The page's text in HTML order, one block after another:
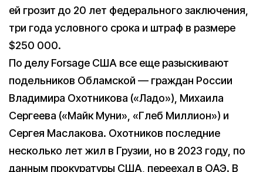
ей грозит до 20 лет федерального заключения,
три года условного срока и штраф в размере
$250 000.
По делу Forsage США все еще разыскивают
подельников Обламской — граждан России
Владимира Охотникова («Ладо»), Михаила
Сергеева («Майк Муни», «Глеб Миллион») и
Сергея Маслакова. Охотников последние
несколько лет жил в Грузии, но в 2023 году, по
данным прокуратуры США, переехал в ОАЭ. В